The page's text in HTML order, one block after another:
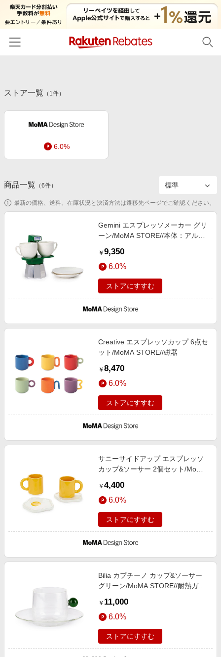
カテゴリー一覧
百貨店・総合ECモール
ファッション・インナー・小物
食品・スイーツ・お酒
家電・PC・スマホ・カメラ
スポーツ・アウトドア・ゴルフ
インテリア・寝具
ペット・花・DIY・車
金融・マネー・保険
ビジネス・その他サービス
初回購入者限定特典
新着ストアのご紹介
電子書籍特集
楽天サービス特集
旅行特集
わくわく夏特集
とことん買い物チャレンジ
Apple公式サイト×楽天カード分割払い
Samsung ボーナスキャンペーン
友達紹介
楽天IDでログイン/会員登録
ストア一覧 （ 1件）
6.0%
商品一覧 （6件）
最新の価格、送料、在庫状況と決済方法は遷移先ページでご確認ください。
Gemini エスプレッソメーカー グリ
ーン/MoMA STORE//本体：アルミ
サー：陶器グリーン
￥ 9,350
6.0%
ストアにすすむ
Creative エスプレッソカップ 6点セ
ット/MoMA STORE//磁器
￥ 8,470
6.0%
ストアにすすむ
サニーサイドアップ エスプレッソ
カップ&ソーサー 2個セット/MoMA
￥ 4,400
6.0%
ストアにすすむ
Bilia カプチーノ カップ&ソーサー
グリーン/MoMA STORE//耐熱ガラ
￥ 11,000
6.0%
ストアにすすむ